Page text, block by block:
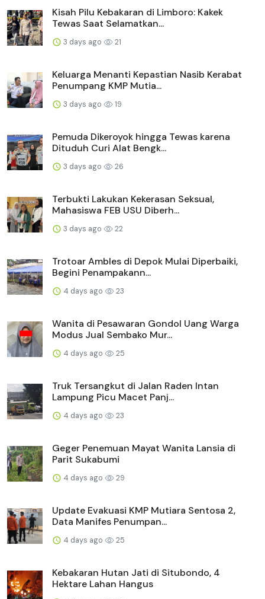
Kisah Pilu Kebakaran di Limboro: Kakek
Tewas Saat Selamatkan...
3 days ago 21
Keluarga Menanti Kepastian Nasib Kerabat
Penumpang KMP Mutia...
3 days ago 19
Pemuda Dikeroyok hingga Tewas karena
Dituduh Curi Alat Bengk...
3 days ago 26
Terbukti Lakukan Kekerasan Seksual,
Mahasiswa FEB USU Diberh...
3 days ago 22
Trotoar Ambles di Depok Mulai Diperbaiki,
Begini Penampakann...
4 days ago 23
Wanita di Pesawaran Gondol Uang Warga
Modus Jual Sembako Mur...
4 days ago 25
Truk Tersangkut di Jalan Raden Intan
Lampung Picu Macet Panj...
4 days ago 23
Geger Penemuan Mayat Wanita Lansia di
Parit Sukabumi
4 days ago 29
Update Evakuasi KMP Mutiara Sentosa 2,
Data Manifes Penumpan...
4 days ago 25
Kebakaran Hutan Jati di Situbondo, 4
Hektare Lahan Hangus